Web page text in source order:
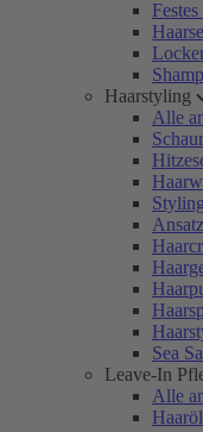
Haarstyling
Alle
Sea
Leave-In
Alle
Haaröl